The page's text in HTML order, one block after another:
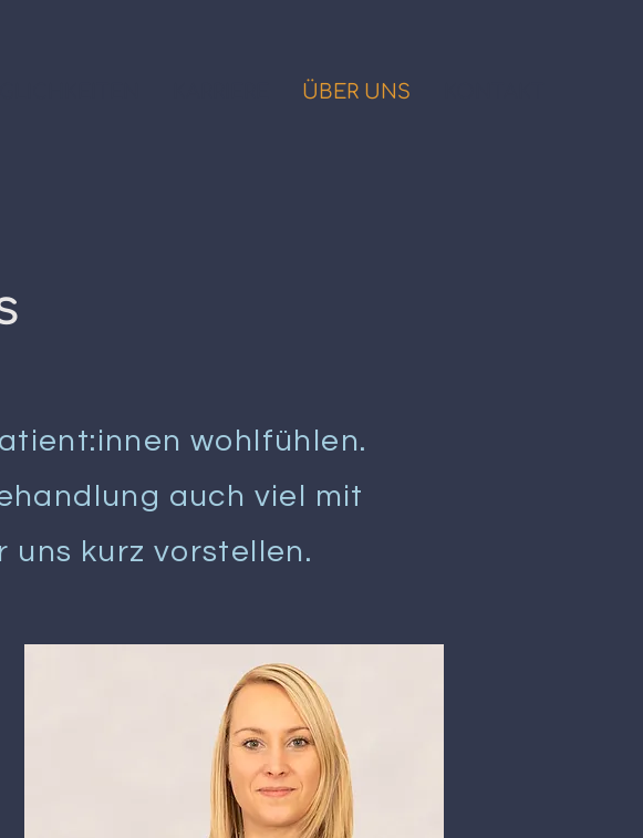
ÜBER UNS
wohlfühlen.
auch viel mit
uns kurz vorstellen.